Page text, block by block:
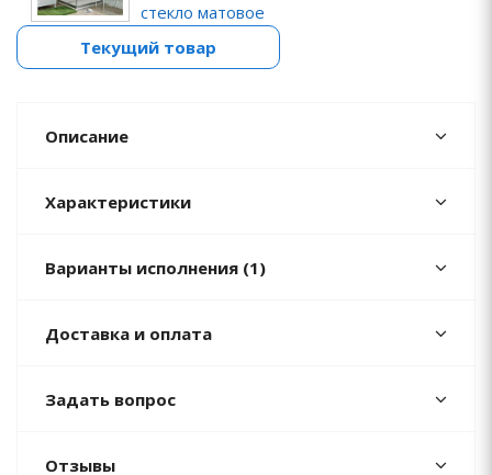
стекло матовое
Текущий товар
Описание
Характеристики
Варианты исполнения (1)
Доставка и оплата
Задать вопрос
Отзывы